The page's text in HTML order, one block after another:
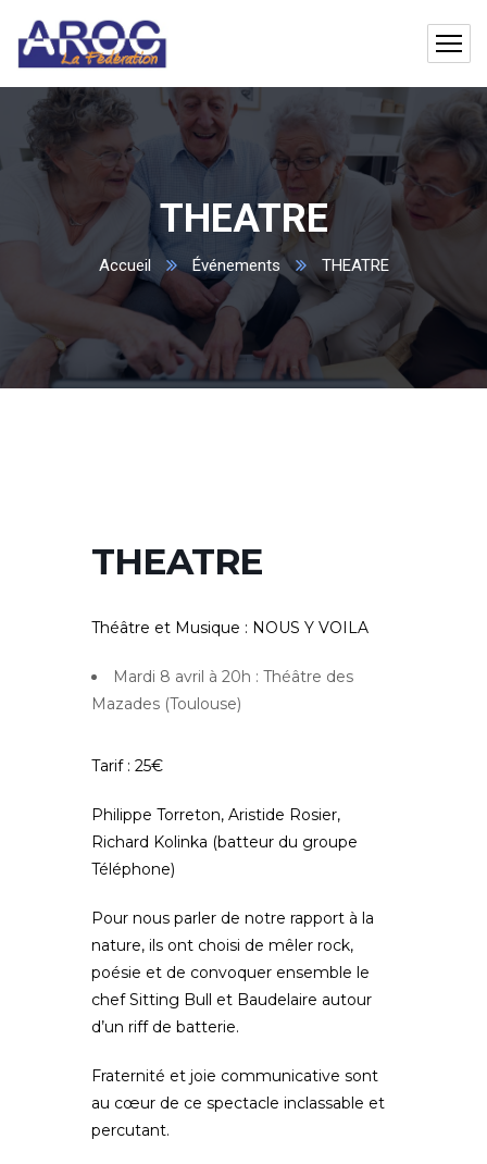
THEATRE
Accueil Événements THEATRE
THEATRE
Théâtre et Musique : NOUS Y VOILA
Mardi 8 avril à 20h : Théâtre des
Mazades (Toulouse)
Tarif : 25€
Philippe Torreton, Aristide Rosier,
Richard Kolinka (batteur du groupe
Téléphone)
Pour nous parler de notre rapport à la
nature, ils ont choisi de mêler rock,
poésie et de convoquer ensemble le
chef Sitting Bull et Baudelaire autour
d’un riff de batterie.
Fraternité et joie communicative sont
au cœur de ce spectacle inclassable et
percutant.